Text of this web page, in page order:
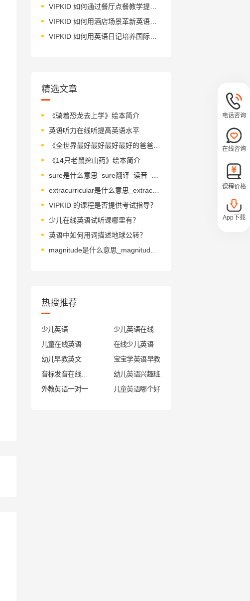
VIPKID 如何通过餐厅点餐教学提升少儿英语应用能力？
VIPKID 如何用酒店场景革新英语教学？
VIPKID 如何用英语日记培养国际化人才？
精选文章
《骑着恐龙去上学》绘本简介
英语听力在线听提高英语水平
《全世界最好最好最好最好的爸爸》第二期画作展示
《14只老鼠挖山药》绘本简介
extracurricular是什么意思_extracurricular怎么读_音标ˌekstrəkə'rɪkjʊlə
VIPKID 的课程是否提供考试指导？
少儿在线英语试听课哪里有？
英语中如何用词描述地球公转？
热搜推荐
少儿英语
少儿英语在线
儿童在线英语
在线少儿英语
幼儿早教英文
宝宝学英语早教
幼儿英语兴趣班
外教英语一对一
儿童英语哪个好
电话咨询
在线咨询
课程价格
App下载